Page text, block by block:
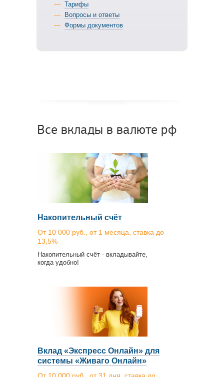
Тарифы
Вопросы и ответы
Формы документов
Все вклады в валюте рф
Накопительный счёт
От 10 000 руб., от 1 месяца, ставка до
13,5%
Накопительный счёт - вкладывайте,
когда удобно!
Вклад «Экспресс Онлайн» для
системы «Живаго Онлайн»